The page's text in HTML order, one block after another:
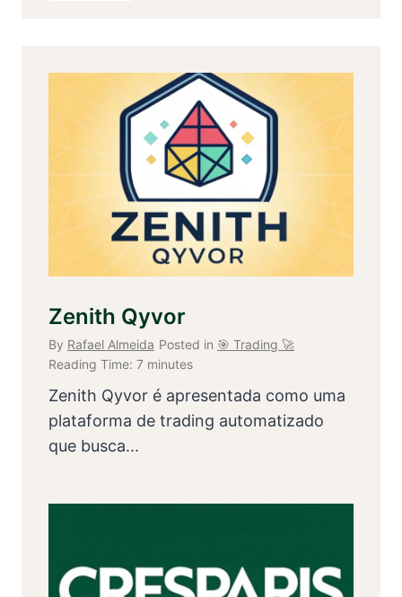
Zenith Qyvor
By Rafael Almeida Posted in 🎯 Trading 🚀
Reading Time: 7 minutes
Zenith Qyvor é apresentada como uma
plataforma de trading automatizado
que busca...